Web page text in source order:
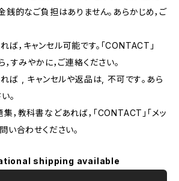
銭的なご負担はありません。あらかじめ，ご
，キャンセル可能です。「CONTACT」
，すみやかに，ご連絡ください。
ば , キャンセルや返品は, 不可です｡あら
｡
，教科書などあれば，「CONTACT」「メッ
い合わせください。
shipping available